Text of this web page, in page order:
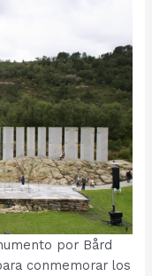
por Bård
conmemorar los